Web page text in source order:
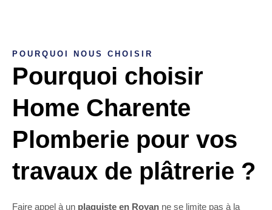
POURQUOI NOUS CHOISIR
Pourquoi choisir
Home Charente
Plomberie pour vos
travaux de plâtrerie ?
Faire appel à un plaquiste en Royan ne se limite pas à la